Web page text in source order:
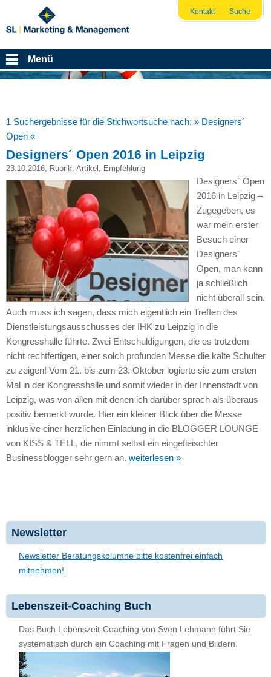
Kontakt Suche
Menü
1 Suchergebnisse für die Stichwortsuche nach: » Designers´
Open «
Designers´ Open 2016 in Leipzig
23.10.2016, Rubrik: Artikel , Empfehlung
Designers´ Open
2016 in Leipzig –
Zugegeben, es
war mein erster
Besuch einer
Designers´
Open, man kann
ja schließlich
nicht überall sein.
Auch muss ich sagen, dass mich eigentlich ein Treffen des
Dienstleistungsausschusses der IHK zu Leipzig in die
Kongresshalle führte. Zwei Entschuldigungen, die es trotzdem
nicht rechtfertigen, einer solch profunden Messe die kalte Schulter
zu zeigen! Vom 21. bis zum 23. Oktober logierte sie zum ersten
Mal in der Kongresshalle und somit wieder in der Innenstadt von
Leipzig, was von allen mit denen ich darüber sprach als überaus
positiv bemerkt wurde. Hier ein kleiner Blick über die Messe
inklusive einer herzlichen Einladung in die BLOGGER LOUNGE
von KISS & TELL, die nimmt selbst ein eingefleischter
Businessblogger sehr gern an. weiterlesen »
Newsletter
Newsletter Beratungskolumne bitte kostenfrei einfach
mitnehmen!
Lebenszeit-Coaching Buch
Das Buch Lebenszeit-Coaching von Sven Lehmann führt Sie
systematisch durch ein Coaching mit Fragen und Bildern.